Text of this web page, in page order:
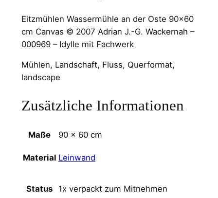
Eitzmühlen Wassermühle an der Oste 90×60
cm Canvas © 2007 Adrian J.-G. Wackernah –
000969 – Idylle mit Fachwerk
Mühlen, Landschaft, Fluss, Querformat,
landscape
Zusätzliche Informationen
Maße 90 × 60 cm
Material Leinwand
Status 1x verpackt zum Mitnehmen